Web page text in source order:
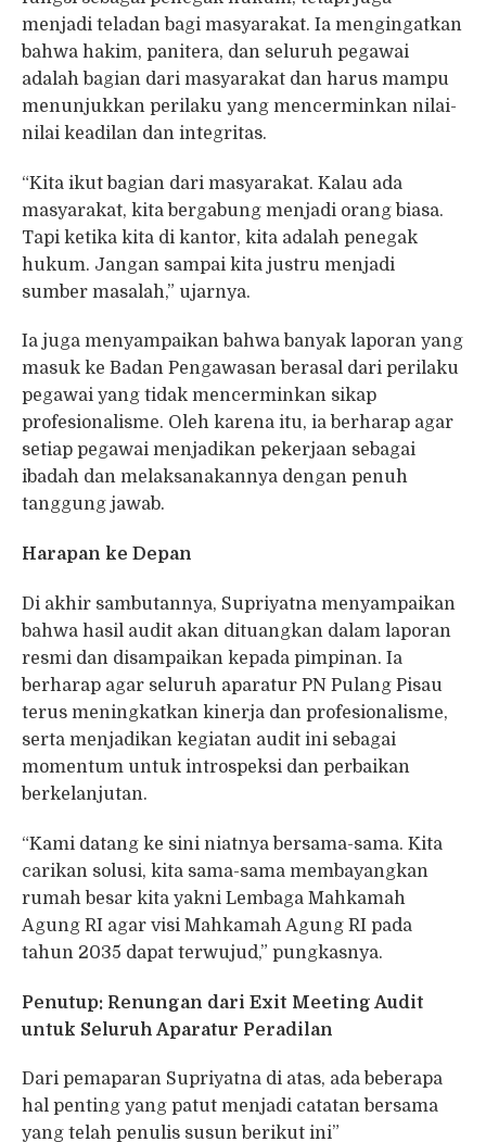
menjadi teladan bagi masyarakat. Ia mengingatkan
bahwa hakim, panitera, dan seluruh pegawai
adalah bagian dari masyarakat dan harus mampu
menunjukkan perilaku yang mencerminkan nilai-
nilai keadilan dan integritas.
“Kita ikut bagian dari masyarakat. Kalau ada
masyarakat, kita bergabung menjadi orang biasa.
Tapi ketika kita di kantor, kita adalah penegak
hukum. Jangan sampai kita justru menjadi
sumber masalah,” ujarnya.
Ia juga menyampaikan bahwa banyak laporan yang
masuk ke Badan Pengawasan berasal dari perilaku
pegawai yang tidak mencerminkan sikap
profesionalisme. Oleh karena itu, ia berharap agar
setiap pegawai menjadikan pekerjaan sebagai
ibadah dan melaksanakannya dengan penuh
tanggung jawab.
Harapan ke Depan
Di akhir sambutannya, Supriyatna menyampaikan
bahwa hasil audit akan dituangkan dalam laporan
resmi dan disampaikan kepada pimpinan. Ia
berharap agar seluruh aparatur PN Pulang Pisau
terus meningkatkan kinerja dan profesionalisme,
serta menjadikan kegiatan audit ini sebagai
momentum untuk introspeksi dan perbaikan
berkelanjutan.
“Kami datang ke sini niatnya bersama-sama. Kita
carikan solusi, kita sama-sama membayangkan
rumah besar kita yakni Lembaga Mahkamah
Agung RI agar visi Mahkamah Agung RI pada
tahun 2035 dapat terwujud,” pungkasnya.
Penutup: Renungan dari Exit Meeting Audit
untuk Seluruh Aparatur Peradilan
Dari pemaparan Supriyatna di atas, ada beberapa
hal penting yang patut menjadi catatan bersama
yang telah penulis susun berikut ini”